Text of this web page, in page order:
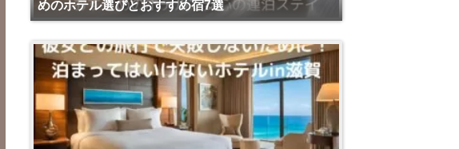
めのホテル選びとおすすめ宿7選